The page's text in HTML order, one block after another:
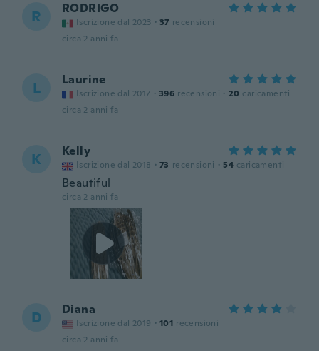
R RODRIGO
Iscrizione dal 2023 · 37 recensioni
circa 2 anni fa
L Laurine
Iscrizione dal 2017 · 396 recensioni · 20 caricamenti
circa 2 anni fa
K Kelly
Iscrizione dal 2018 · 73 recensioni · 54 caricamenti
Beautiful
circa 2 anni fa
D Diana
Iscrizione dal 2019 · 101 recensioni
circa 2 anni fa